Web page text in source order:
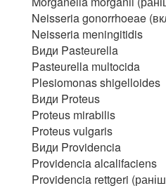
Neisseria gonorrhoeae
Neisseria meningitidis
Види Pasteurella
Pasteurella multocida
Plesiomonas shigelloides
Види Proteus
Proteus mirabilis
Proteus vulgaris
Види Providencia
Providencia alcalifaciens
Providencia rettgeri